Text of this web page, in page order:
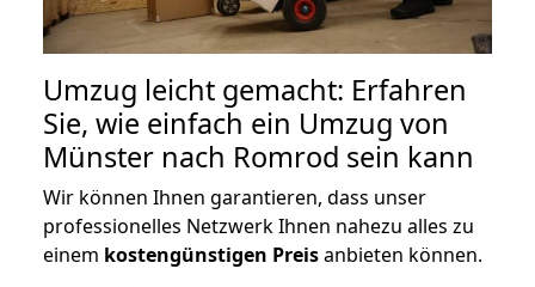
Umzug leicht gemacht: Erfahren
Sie, wie einfach ein Umzug von
Münster nach Romrod sein kann
Wir können Ihnen garantieren, dass unser
professionelles Netzwerk Ihnen nahezu alles zu
einem kostengünstigen Preisanbieten können.